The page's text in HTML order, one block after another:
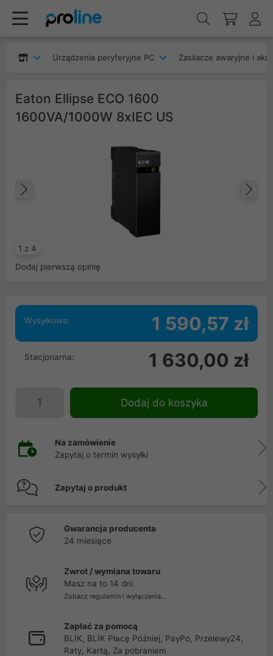
Urządzenia peryferyjne PC Zasilacze awaryjne i
Eaton Ellipse ECO 1600
1600VA/1000W 8xIEC US
1 z 4
Poprzedni
Dodaj pierwszą opinię
Wysyłkowa: 1 590,57 zł
Stacjonarna: 1 630,00 zł
Dodaj do koszyka
Na zamówienie
Zapytaj o termin wysyłki
Zapytaj o produkt
Gwarancja producenta
24 miesiące
Zwrot / wymiana towaru
Masz na to 14 dni.
Zobacz regulamin i wyłączenia...
Zapłać za pomocą
BLIK, BLIK Płacę Później, PayPo, Przelewy24,
Raty, Kartą, Za pobraniem